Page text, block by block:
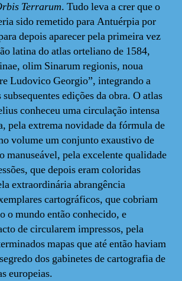
Terrarum. Tudo leva a crer que o
sido remetido para Antuérpia por
depois aparecer pela primeira vez
latina do atlas orteliano de 1584,
olim Sinarum regionis, noua
Ludovico Georgio”, integrando a
edições da obra. O atlas
conheceu uma circulação intensa
pela extrema novidade da fórmula de
volume um conjunto exaustivo de
manuseável, pela excelente qualidade
que depois eram coloridas
extraordinária abrangência
cartográficos, que cobriam
o mundo então conhecido, e
de circularem impressos, pela
mapas que até então haviam
dos gabinetes de cartografia de
europeias.